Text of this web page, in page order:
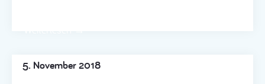
5. November 2018